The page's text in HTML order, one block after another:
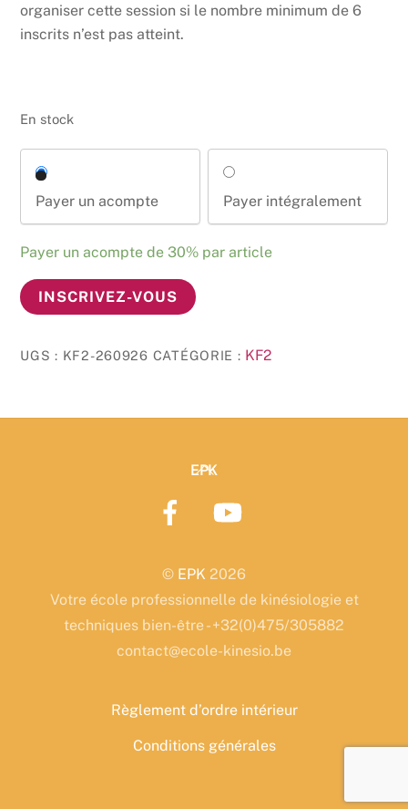
organiser cette session si le nombre minimum de 6
inscrits n’est pas atteint.
En stock
Payer un acompte Payer intégralement
Payer un acompte de 30% par article
quantité
de
Fractale
INSCRIVEZ-VOUS
UGS : KF2-260926 CATÉGORIE : KF2
Back
Top
EPK
© EPK 2026
Votre école professionnelle de kinésiologie et
techniques bien-être - +32(0)475/305882
contact@ecole-kinesio.be
Règlement d’ordre intérieur
Conditions générales